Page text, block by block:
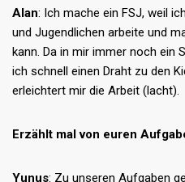
Alan: Ich mache ein FSJ, weil
und Jugendlichen arbeite und
kann. Da in mir immer noch ein
ich schnell einen Draht zu den
erleichtert mir die Arbeit (lacht).
Erzählt mal von euren
Yunus: Zu unseren Aufgaben